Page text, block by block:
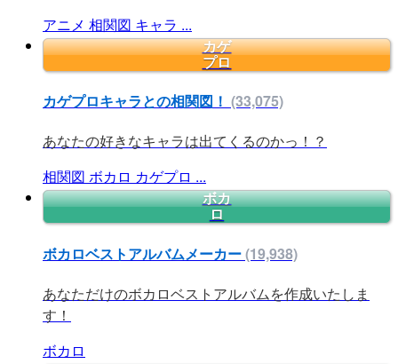
アニメ 相関図 キャラ ...
カゲ
プロ
カゲプロキャラとの相関図！ (33,075)
あなたの好きなキャラは出てくるのかっ！？
相関図 ボカロ カゲプロ ...
ボカ
ロ
ボカロベストアルバムメーカー(19,938)
あなただけのボカロベストアルバムを作成いたしま
す！
ボカロ